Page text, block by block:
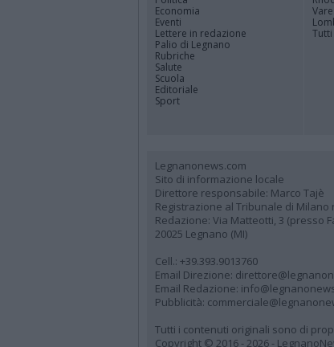
Economia
Eventi
Lettere in redazione
Palio di Legnano
Rubriche
Salute
Scuola
Editoriale
Sport
Legnanonews.com
Sito di informazione locale
Direttore responsabile: Marco Tajè
Registrazione al Tribunale di Milano
Redazione: Via Matteotti, 3 (presso
20025 Legnano (MI)
Cell.: +39.393.9013760
Email Direzione:
Email Redazione:
Pubblicità:
Tutti i contenuti originali sono di
Copyright © 2016 - 2026 -